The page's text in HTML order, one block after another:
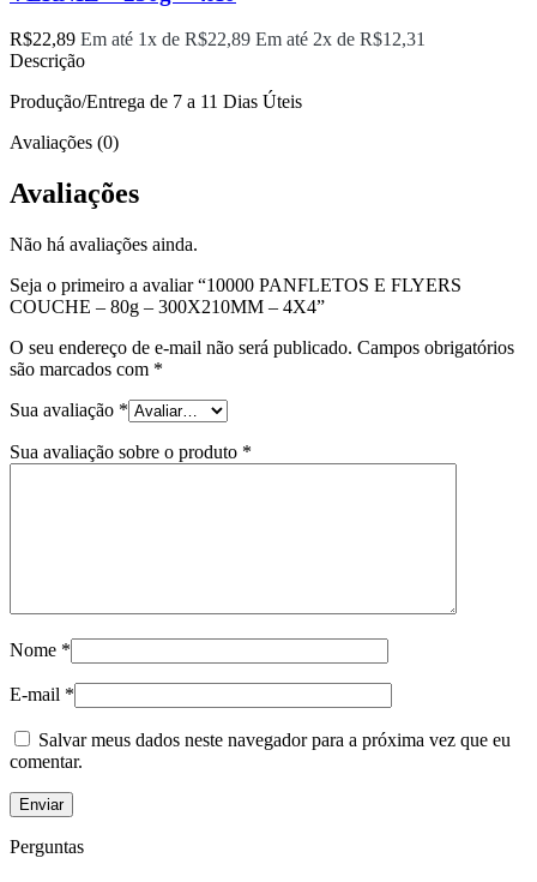
R$22,89 Em até 1x de R$22,89 Em até 2x de R$12,31
Descrição
Produção/Entrega de 7 a 11 Dias Úteis
Avaliações (0)
Avaliações
Não há avaliações ainda.
Seja o primeiro a avaliar “10000 PANFLETOS E FLYERS
COUCHE – 80g – 300X210MM – 4X4”
O seu endereço de e-mail não será publicado. Campos obrigatórios
são marcados com *
Sua avaliação *
Sua avaliação sobre o produto *
Nome *
E-mail *
Salvar meus dados neste navegador para a próxima vez que eu
comentar.
Perguntas